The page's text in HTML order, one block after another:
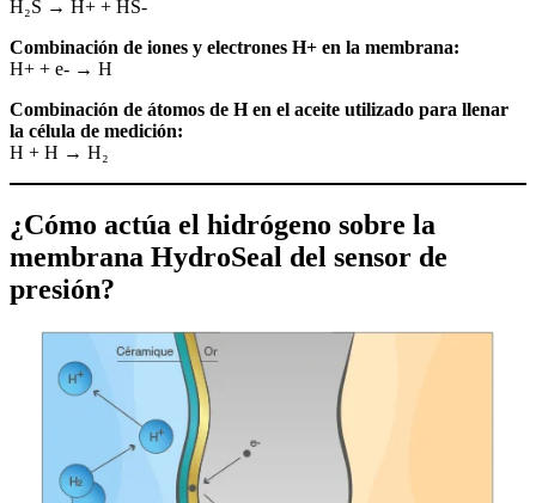
H₂S → H+ + HS-
Combinación de iones y electrones H+ en la membrana:
H+ + e- → H
Combinación de átomos de H en el aceite utilizado para llenar
la célula de medición:
H + H → H₂
¿Cómo actúa el hidrógeno sobre la
membrana HydroSeal del sensor de
presión?